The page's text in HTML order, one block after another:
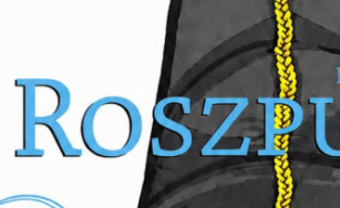
NOX MYSTERIORUM –
NOCNE ZWIEDZANIE NYSY
Odkryj sekrety miasta po zmroku!
SPACER